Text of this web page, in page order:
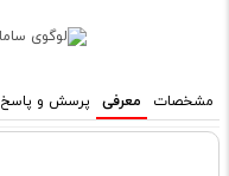
مشخصات معرفی پرسش و پاسخ